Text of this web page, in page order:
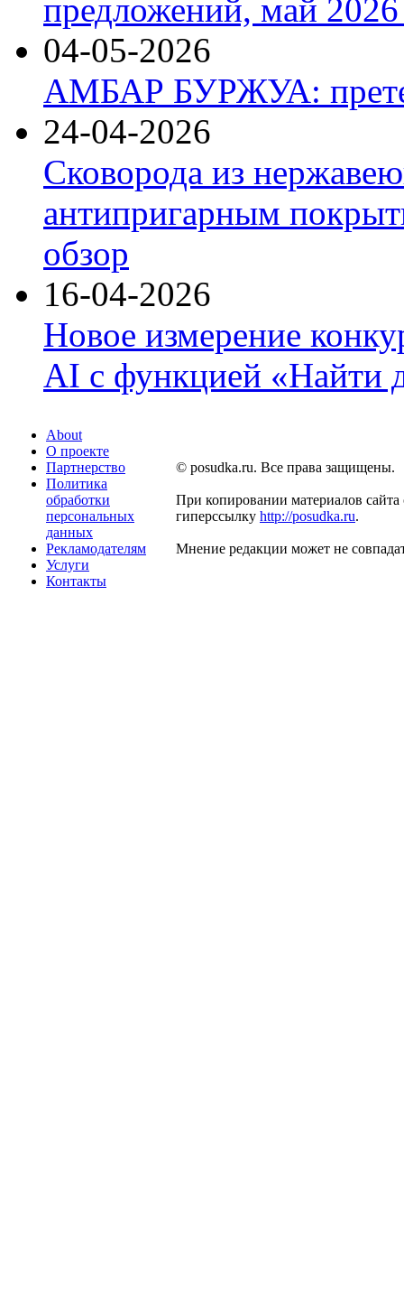
предложений, май 2026
04-05-2026
АМБАР БУРЖУА:
24-04-2026
Сковорода из
антипригарным
обзор
16-04-2026
Новое измерение
AI с функцией «Найти
About
О проекте
Партнерство
Политика
обработки
персональных
данных
Рекламодателям
Услуги
Контакты
© posudka.ru. Все права защищены.
При копировании материалов сайта
гиперссылку http://posudka.ru.
Мнение редакции может не